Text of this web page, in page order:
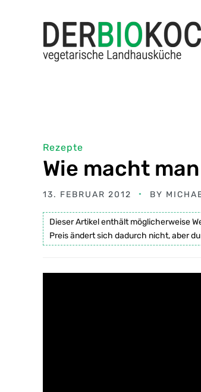
Rezepte
Wie macht
13. FEBRUAR 2012 BY
Dieser Artikel enthält möglicherweise
Preis ändert sich dadurch nicht, aber